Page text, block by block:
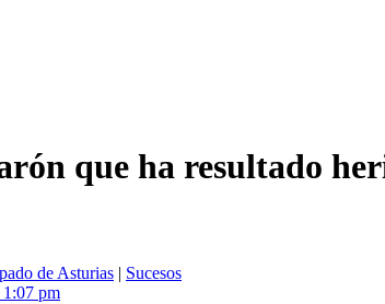
que ha resultado
de Asturias | Sucesos
1:07 pm